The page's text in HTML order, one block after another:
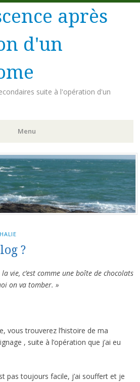
après
d'un
suite à l'opération d'un
Menu
?
vie, c’est comme une boîte de chocolats
on va tomber. »
vous trouverez l’histoire de ma
, suite à l’opération que j’ai eu
pas toujours facile, j’ai souffert et je